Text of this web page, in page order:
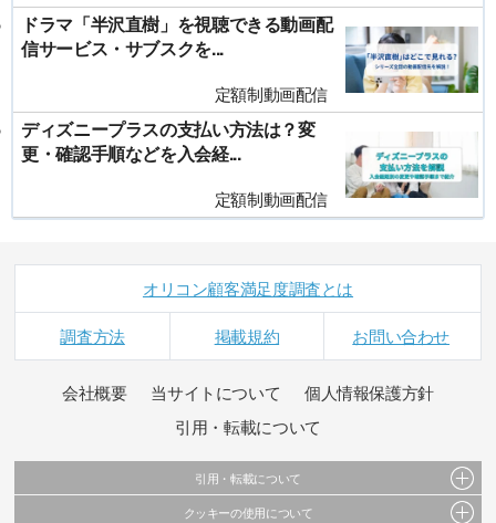
ドラマ「半沢直樹」を視聴できる動画配
信サービス・サブスクを...
定額制動画配信
ディズニープラスの支払い方法は？変
更・確認手順などを入会経...
定額制動画配信
オリコン顧客満足度調査とは
調査方法 掲載規約 お問い合わせ
会社概要 当サイトについて
個人情報保護方針
引用・転載について
引用・転載について
当サイトで公開されている情報（文字、写真、イラスト、画像データ等）及びこれらの配
クッキーの使用について